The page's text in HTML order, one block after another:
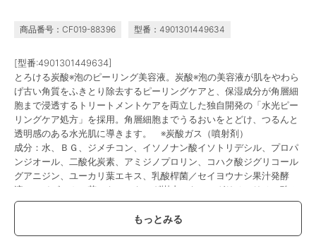
商品番号：CF019-88396 型番：4901301449634
[型番:4901301449634]
とろける炭酸※泡のピーリング美容液。炭酸※泡の美容液が肌をやわら
げ古い角質をふきとり除去するピーリングケアと、保湿成分が角層細
胞まで浸透するトリートメントケアを両立した独自開発の「水光ピー
リングケア処方」を採用。角層細胞までうるおいをとどけ、つるんと
透明感のある水光肌に導きます。 ※炭酸ガス（噴射剤）
成分：水、ＢＧ、ジメチコン、イソノナン酸イソトリデシル、プロパ
ンジオール、二酸化炭素、アミジノプロリン、コハク酸ジグリコール
グアニジン、ユーカリ葉エキス、乳酸桿菌／セイヨウナシ果汁発酵
液、ハイビスカス花エキス、キハダ樹皮エキス、グリチルリチン酸２
Ｋ、ヒドロキシプロピルメチルセルロース、リン酸Ｋ、水酸化Ｋ、Ｅ
ＤＴＡ-２Ｎａ、フェノキシエタノール、香料